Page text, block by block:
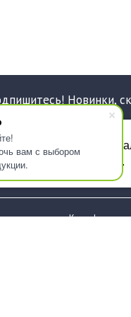
вам с выбором
Новинки,
Как оформить
cookie, для
Яндекс.Метрика.